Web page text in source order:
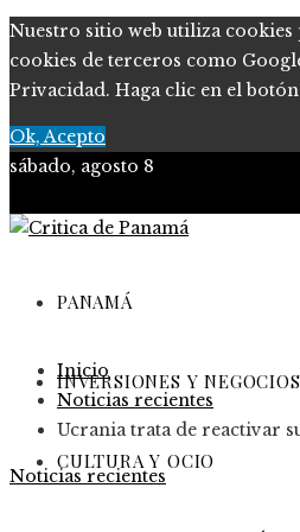
Nuestro sitio web utiliza
cookies de terceros como
Privacidad. Haga clic en el
Ok, Acepto
sábado, agosto 8
PANAMÁ
INVERSIONES Y NEGOCIOS
CULTURA Y OCIO
Inicio
Noticias recientes
Ucrania trata de reactivar
Noticias recientes